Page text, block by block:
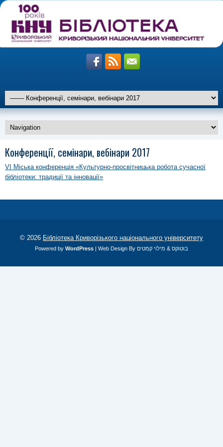
travesti
marmaris
travesti
istanbul
travesti
Конференції, семінари, вебінари 2017
VI Міська конференція «Культурно-просвітницька робота сучасної
бібліотеки: традиції та інновації»
© 2026 Бібліотека Криворізького національного університету
Powered by WordPress | Web Design By בוטוקס& מילוי קמטים